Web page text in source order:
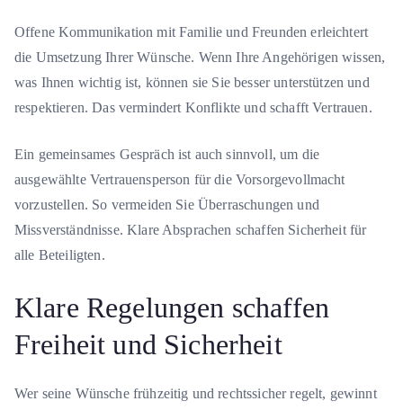
Offene Kommunikation mit Familie und Freunden erleichtert
die Umsetzung Ihrer Wünsche. Wenn Ihre Angehörigen wissen,
was Ihnen wichtig ist, können sie Sie besser unterstützen und
respektieren. Das vermindert Konflikte und schafft Vertrauen.
Ein gemeinsames Gespräch ist auch sinnvoll, um die
ausgewählte Vertrauensperson für die Vorsorgevollmacht
vorzustellen. So vermeiden Sie Überraschungen und
Missverständnisse. Klare Absprachen schaffen Sicherheit für
alle Beteiligten.
Klare Regelungen schaffen
Freiheit und Sicherheit
Wer seine Wünsche frühzeitig und rechtssicher regelt, gewinnt